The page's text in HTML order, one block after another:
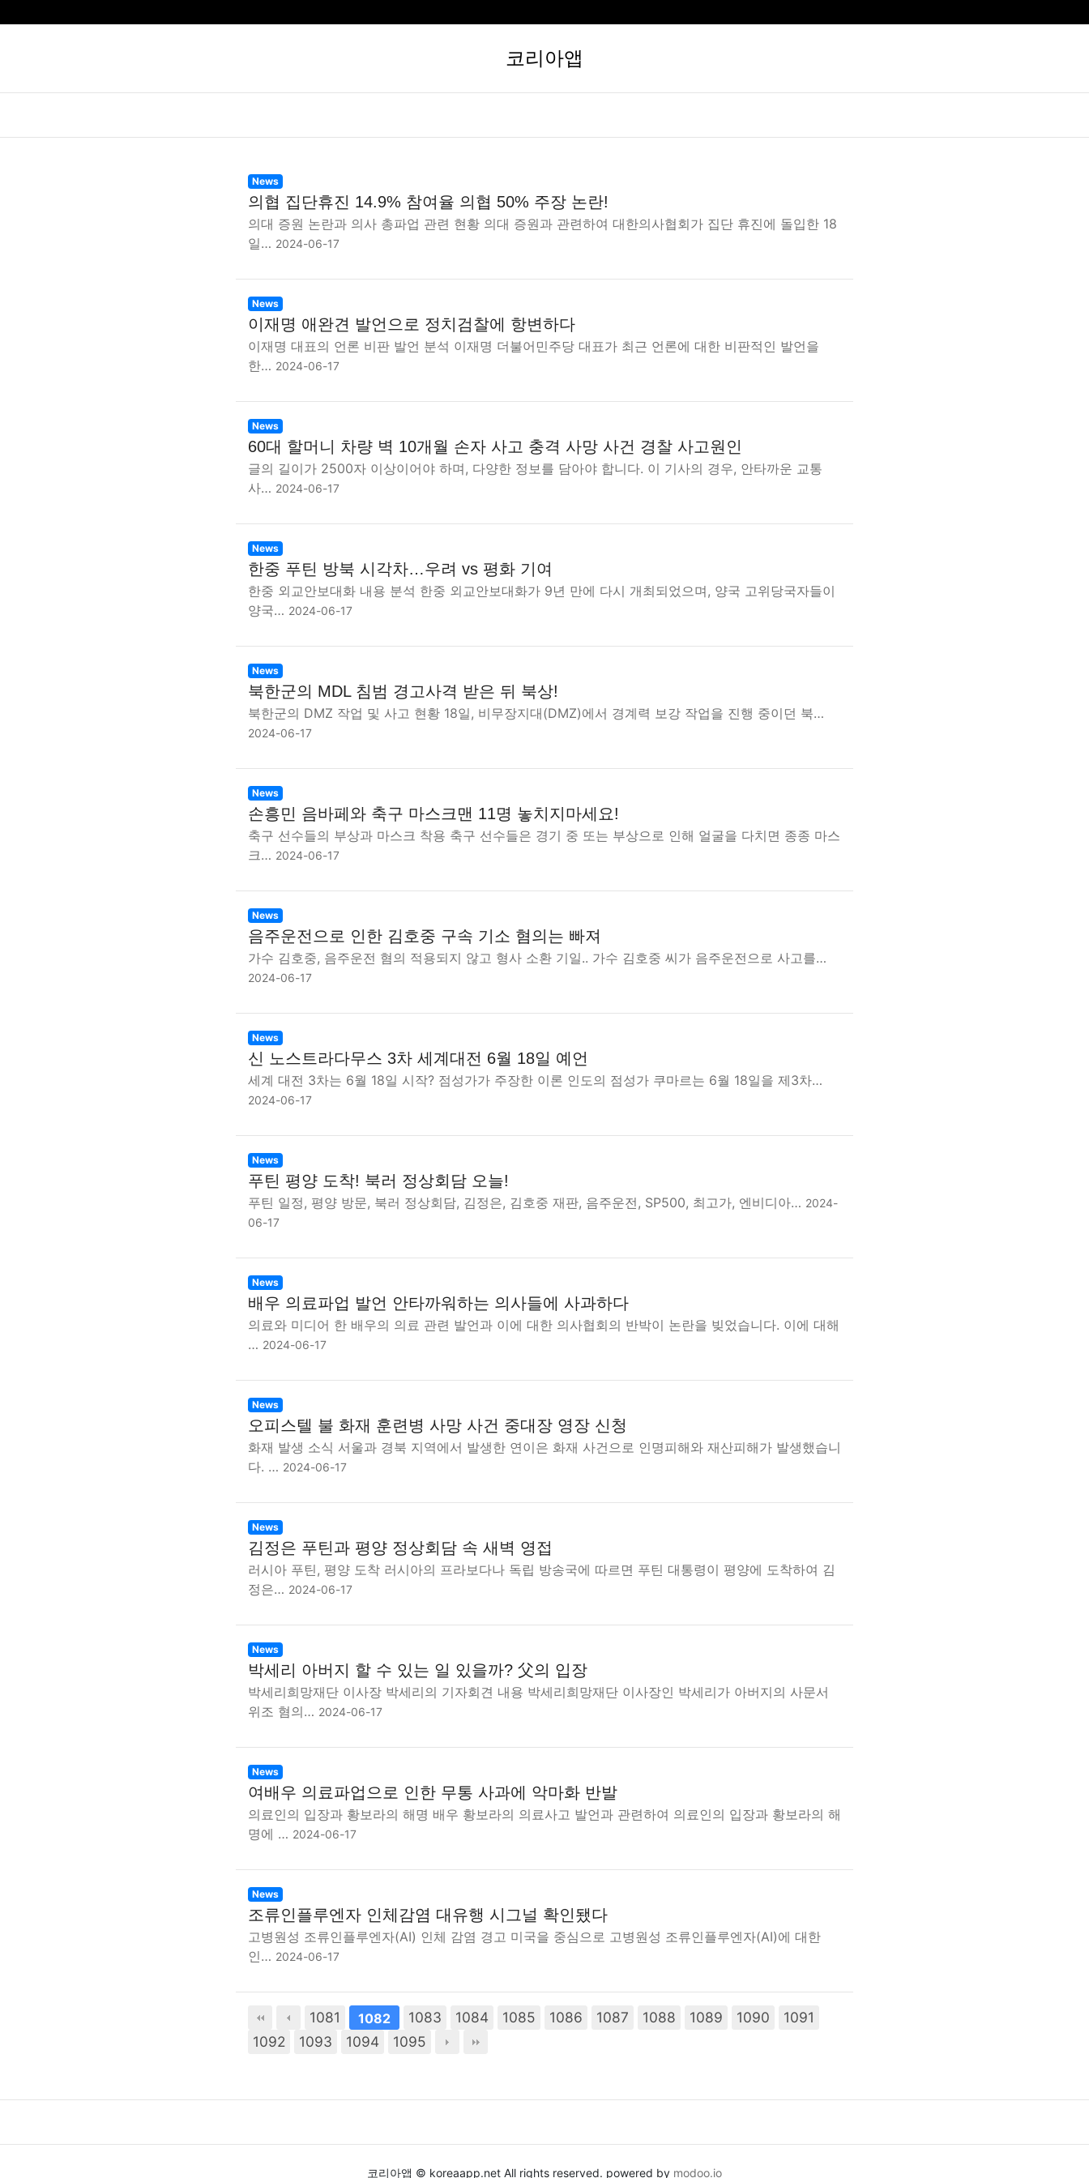
코리아앱
News
의협 집단휴진 14.9% 참여율 의협 50% 주장 논란!
의대 증원 논란과 의사 총파업 관련 현황 의대 증원과 관련하여 대한의사협회가 집단 휴진에 돌입한 18
일… 2024-06-17
News
이재명 애완견 발언으로 정치검찰에 항변하다
이재명 대표의 언론 비판 발언 분석 이재명 더불어민주당 대표가 최근 언론에 대한 비판적인 발언을
한… 2024-06-17
News
60대 할머니 차량 벽 10개월 손자 사고 충격 사망 사건 경찰 사고원인
글의 길이가 2500자 이상이어야 하며, 다양한 정보를 담아야 합니다. 이 기사의 경우, 안타까운 교통
사… 2024-06-17
News
한중 푸틴 방북 시각차…우려 vs 평화 기여
한중 외교안보대화 내용 분석 한중 외교안보대화가 9년 만에 다시 개최되었으며, 양국 고위당국자들이
양국… 2024-06-17
News
북한군의 MDL 침범 경고사격 받은 뒤 북상!
북한군의 DMZ 작업 및 사고 현황 18일, 비무장지대(DMZ)에서 경계력 보강 작업을 진행 중이던 북…
2024-06-17
News
손흥민 음바페와 축구 마스크맨 11명 놓치지마세요!
축구 선수들의 부상과 마스크 착용 축구 선수들은 경기 중 또는 부상으로 인해 얼굴을 다치면 종종 마스
크… 2024-06-17
News
음주운전으로 인한 김호중 구속 기소 혐의는 빠져
가수 김호중, 음주운전 혐의 적용되지 않고 형사 소환 기일.. 가수 김호중 씨가 음주운전으로 사고를…
2024-06-17
News
신 노스트라다무스 3차 세계대전 6월 18일 예언
세계 대전 3차는 6월 18일 시작? 점성가가 주장한 이론 인도의 점성가 쿠마르는 6월 18일을 제3차…
2024-06-17
News
푸틴 평양 도착! 북러 정상회담 오늘!
푸틴 일정, 평양 방문, 북러 정상회담, 김정은, 김호중 재판, 음주운전, SP500, 최고가, 엔비디아… 2024-
06-17
News
배우 의료파업 발언 안타까워하는 의사들에 사과하다
의료와 미디어 한 배우의 의료 관련 발언과 이에 대한 의사협회의 반박이 논란을 빚었습니다. 이에 대해
… 2024-06-17
News
오피스텔 불 화재 훈련병 사망 사건 중대장 영장 신청
화재 발생 소식 서울과 경북 지역에서 발생한 연이은 화재 사건으로 인명피해와 재산피해가 발생했습니
다. … 2024-06-17
News
김정은 푸틴과 평양 정상회담 속 새벽 영접
러시아 푸틴, 평양 도착 러시아의 프라보다나 독립 방송국에 따르면 푸틴 대통령이 평양에 도착하여 김
정은… 2024-06-17
News
박세리 아버지 할 수 있는 일 있을까? 父의 입장
박세리희망재단 이사장 박세리의 기자회견 내용 박세리희망재단 이사장인 박세리가 아버지의 사문서
위조 혐의… 2024-06-17
News
여배우 의료파업으로 인한 무통 사과에 악마화 반발
의료인의 입장과 황보라의 해명 배우 황보라의 의료사고 발언과 관련하여 의료인의 입장과 황보라의 해
명에 … 2024-06-17
News
조류인플루엔자 인체감염 대유행 시그널 확인됐다
고병원성 조류인플루엔자(AI) 인체 감염 경고 미국을 중심으로 고병원성 조류인플루엔자(AI)에 대한
인… 2024-06-17
1081 1082 1083 1084 1085 1086 1087 1088 1089 1090
1091
1092
1093 1094 1095
코리아앱 © koreaapp.net All rights reserved. powered by modoo.io